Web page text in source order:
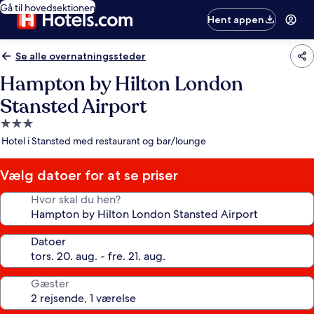
Gå til hovedsektionen
Hent appen
Se alle overnatningssteder
Hampton by Hilton London
Stansted Airport
3.0-
stjernet
Hotel i Stansted med restaurant og bar/lounge
Vælg datoer for at se priser
Hvor skal du hen?
Datoer
Gæster